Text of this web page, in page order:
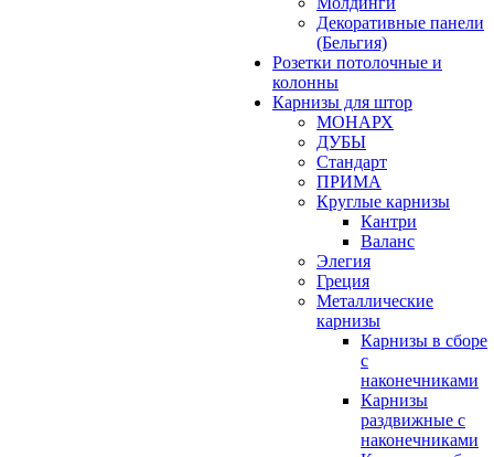
Декоративные панели
(Бельгия)
Розетки потолочные и
колонны
Карнизы для штор
МОНАРХ
ДУБЫ
Стандарт
ПРИМА
Круглые карнизы
Кантри
Валанс
Элегия
Греция
Металлические
карнизы
Карнизы в сборе
с
наконечниками
Карнизы
раздвижные с
наконечниками